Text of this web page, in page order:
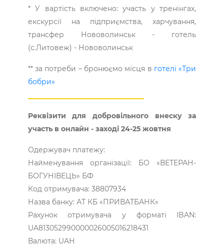
* У вартість включено: участь у тренінгах,
екскурсії на підприємства, харчування,
трансфер Нововолинськ - готель
(с.Литовеж) - Нововолинськ
** за потреби – бронюємо місця в готелі «Три
бобри»
Реквізити для добровільного внеску за
участь в онлайн - заході 24-25 жовтня
Одержувач платежу:
Найменування організації: БО «ВЕТЕРАН-
БОГУНІВЕЦЬ» БФ
Код отримувача: 38807934
Назва банку: АТ КБ «ПРИВАТБАНК»
Рахунок отримувача у форматі IBAN:
UA813052990000026005016218431
Валюта: UAH